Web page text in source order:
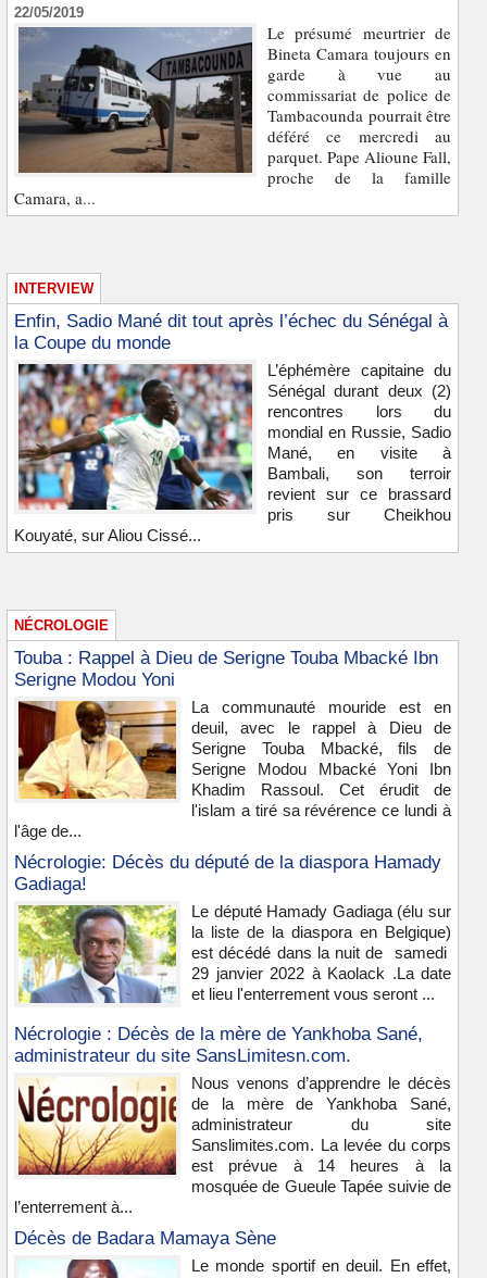
22/05/2019
Le présumé meurtrier de
Bineta Camara toujours en
garde à vue au
commissariat de police de
Tambacounda pourrait être
déféré ce mercredi au
parquet. Pape Alioune Fall,
proche de la famille
Camara, a...
INTERVIEW
Enfin, Sadio Mané dit tout après l’échec du Sénégal à
la Coupe du monde
L’éphémère capitaine du
Sénégal durant deux (2)
rencontres lors du
mondial en Russie, Sadio
Mané, en visite à
Bambali, son terroir
revient sur ce brassard
pris sur Cheikhou
Kouyaté, sur Aliou Cissé...
NÉCROLOGIE
Touba : Rappel à Dieu de Serigne Touba Mbacké Ibn
Serigne Modou Yoni
La communauté mouride est en
deuil, avec le rappel à Dieu de
Serigne Touba Mbacké, fils de
Serigne Modou Mbacké Yoni Ibn
Khadim Rassoul. Cet érudit de
l'islam a tiré sa révérence ce lundi à
l'âge de...
Nécrologie: Décès du député de la diaspora Hamady
Gadiaga!
Le député Hamady Gadiaga (élu sur
la liste de la diaspora en Belgique)
est décédé dans la nuit de samedi
29 janvier 2022 à Kaolack .La date
et lieu l'enterrement vous seront ...
Nécrologie : Décès de la mère de Yankhoba Sané,
administrateur du site SansLimitesn.com.
Nous venons d’apprendre le décès
de la mère de Yankhoba Sané,
administrateur du site
Sanslimites.com. La levée du corps
est prévue à 14 heures à la
mosquée de Gueule Tapée suivie de
l’enterrement à...
Décès de Badara Mamaya Sène
Le monde sportif en deuil. En effet,